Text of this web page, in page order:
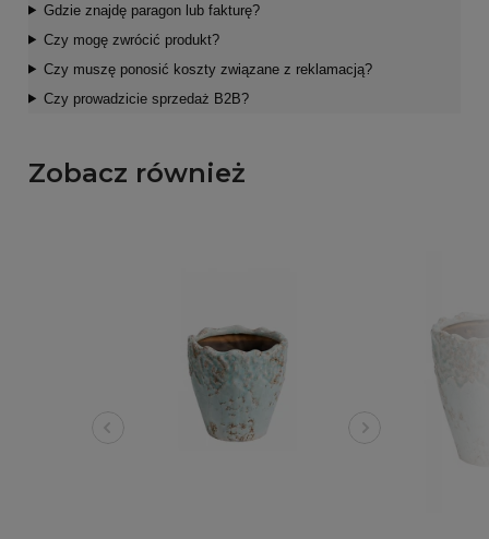
Gdzie znajdę paragon lub fakturę?
Czy mogę zwrócić produkt?
Czy muszę ponosić koszty związane z reklamacją?
Czy prowadzicie sprzedaż B2B?
Zobacz również